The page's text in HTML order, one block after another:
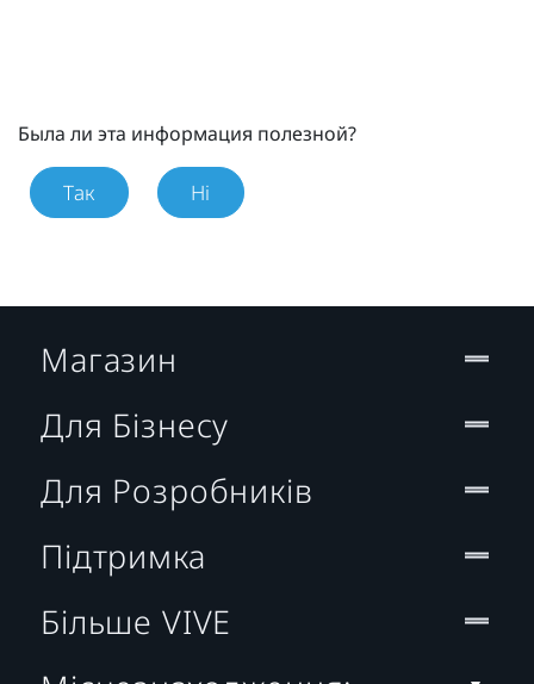
Была ли эта информация полезной?
Так Ні
Магазин
Для Бізнесу
Для Розробників
Підтримка
Більше VIVE